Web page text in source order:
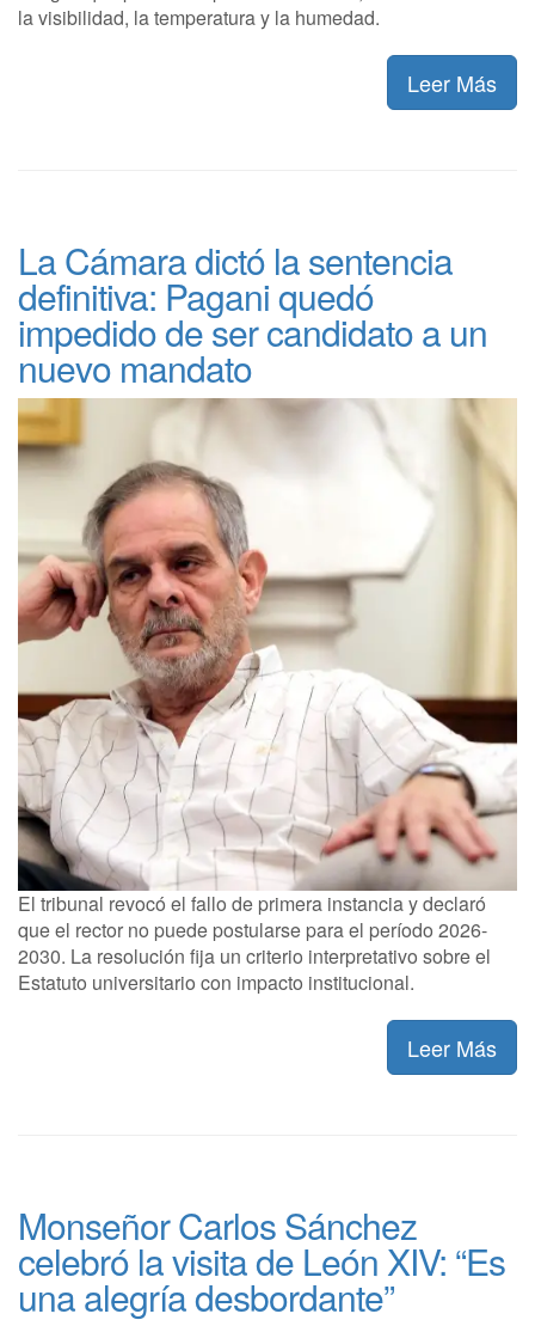
la visibilidad, la temperatura y la humedad.
Leer Más
La Cámara dictó la sentencia
definitiva: Pagani quedó
impedido de ser candidato a un
nuevo mandato
El tribunal revocó el fallo de primera instancia y declaró
que el rector no puede postularse para el período 2026-
2030. La resolución fija un criterio interpretativo sobre el
Estatuto universitario con impacto institucional.
Leer Más
Monseñor Carlos Sánchez
celebró la visita de León XIV: “Es
una alegría desbordante”